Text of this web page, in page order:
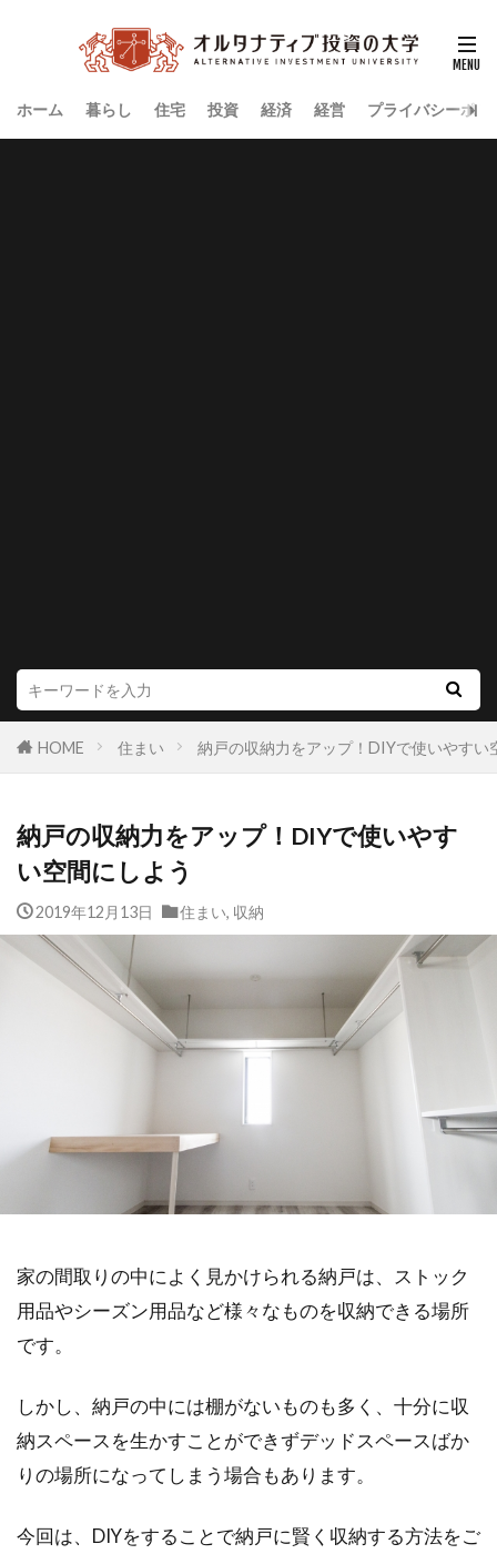
ホーム 暮らし 住宅 投資 経済 経営 プライバシーポリ
HOME 住まい 納戸の収納力をアップ！DIYで使いやすい
納戸の収納力をアップ！DIYで使いやす
い空間にしよう
2019年12月13日 住まい, 収納
家の間取りの中によく見かけられる納戸は、ストック
用品やシーズン用品など様々なものを収納できる場所
です。
しかし、納戸の中には棚がないものも多く、十分に収
納スペースを生かすことができずデッドスペースばか
りの場所になってしまう場合もあります。
今回は、DIYをすることで納戸に賢く収納する方法をご